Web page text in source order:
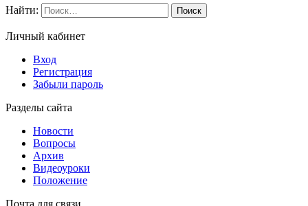
Найти:
Личный кабинет
Вход
Регистрация
Забыли пароль
Разделы сайта
Новости
Вопросы
Архив
Видеоуроки
Положение
Почта для связи